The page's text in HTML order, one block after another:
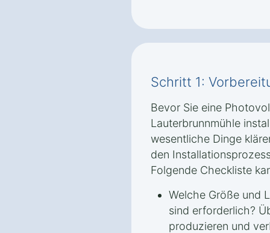
Schritt 1:
Bevor Sie eine
Lauterbrunnmühle
wesentliche Dinge
den
Folgende Checkliste
Welche Größe und
sind erforderlich?
produzieren und